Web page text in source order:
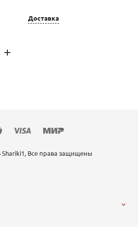
Доставка
ша
36"/91 см
первым
Shariki1, Все права защищены